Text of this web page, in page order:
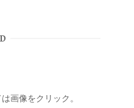
画像をクリック。